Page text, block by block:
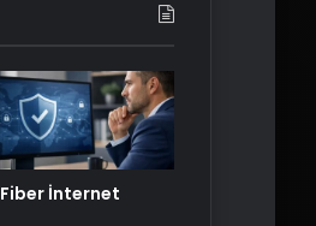
Fiber İnternet